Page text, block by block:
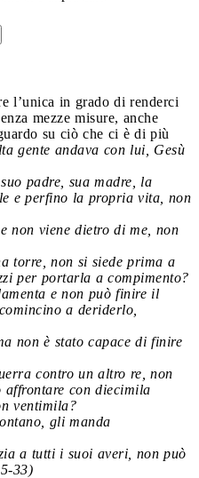
l’unica in grado di renderci
mezze misure, anche
su ciò che ci è di più
gente andava con lui, Gesù
padre, sua madre, la
e perfino la propria vita, non
non viene dietro di me, non
torre, non si siede prima a
per portarla a compimento?
e non può finire il
a deriderlo,
non è stato capace di finire
contro un altro re, non
affrontare con diecimila
ventimila?
gli manda
a tutti i suoi averi, non può
33)